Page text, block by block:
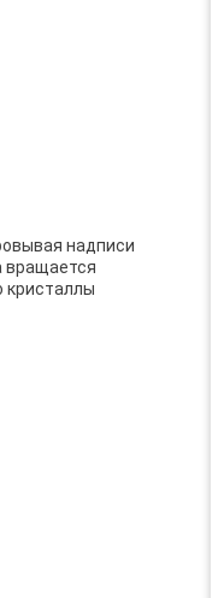
надписи
вращается
кристаллы